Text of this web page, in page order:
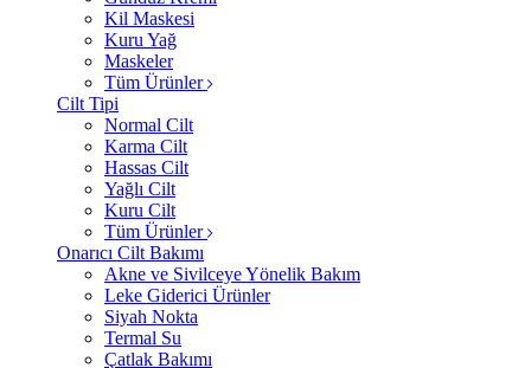
Kil Maskesi
Kuru Yağ
Maskeler
Tüm Ürünler
Cilt Tipi
Normal Cilt
Karma Cilt
Hassas Cilt
Yağlı Cilt
Kuru Cilt
Tüm Ürünler
Onarıcı Cilt Bakımı
Akne ve Sivilceye Yönelik Bakım
Leke Giderici Ürünler
Siyah Nokta
Termal Su
Çatlak Bakımı